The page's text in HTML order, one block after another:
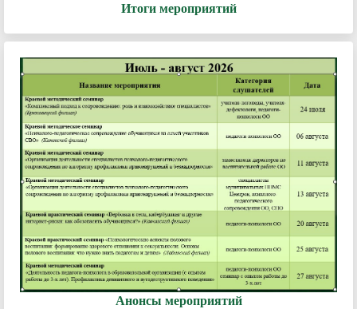
Итоги мероприятий
Анонсы мероприятий